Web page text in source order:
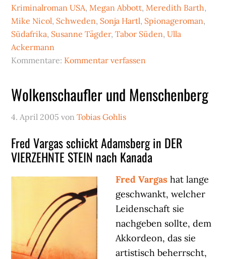
Kriminalroman USA, Megan Abbott, Meredith Barth,
Mike Nicol, Schweden, Sonja Hartl, Spionageroman,
Südafrika, Susanne Tägder,Tabor Süden,Ulla
Ackermann
Kommentare: Kommentar verfassen
Wolkenschaufler und Menschenberg
4. April 2005 vonTobias Gohlis
Fred Vargas schickt Adamsberg in DER
VIERZEHNTE STEIN nach Kanada
Fred Vargas hat lange
geschwankt, welcher
Leidenschaft sie
nachgeben sollte, dem
Akkordeon, das sie
artistisch beherrscht,